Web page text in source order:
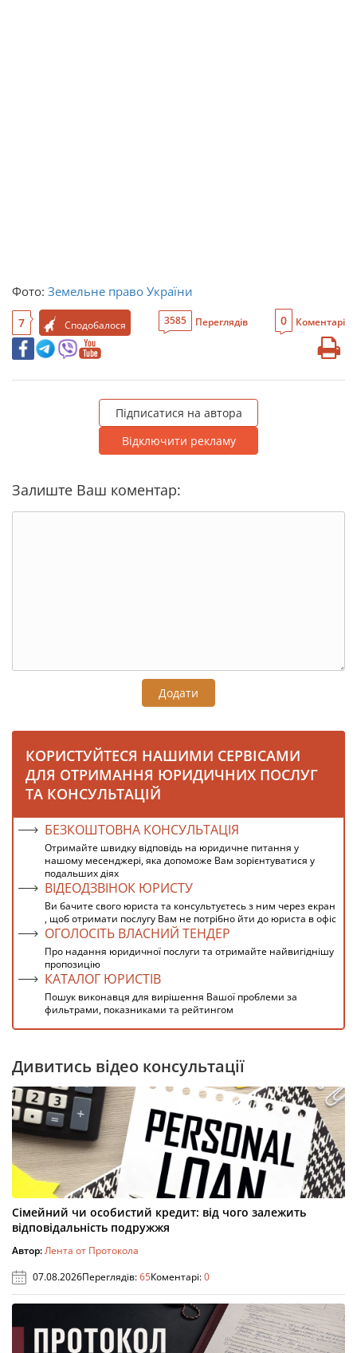
Фото: Земельне право України
7 Сподобалося 3585 Переглядів 0 Коментарі
Підписатися на автора
Відключити рекламу
Залиште Ваш коментар:
Додати
КОРИСТУЙТЕСЯ НАШИМИ СЕРВІСАМИ
ДЛЯ ОТРИМАННЯ ЮРИДИЧНИХ ПОСЛУГ
ТА КОНСУЛЬТАЦІЙ
БЕЗКОШТОВНА КОНСУЛЬТАЦІЯ
Отримайте швидку відповідь на юридичне питання у
нашому месенджері, яка допоможе Вам зорієнтуватися у
подальших діях
ВІДЕОДЗВІНОК ЮРИСТУ
Ви бачите свого юриста та консультуєтесь з ним через екран
, щоб отримати послугу Вам не потрібно йти до юриста в офіс
ОГОЛОСІТЬ ВЛАСНИЙ ТЕНДЕР
Про надання юридичної послуги та отримайте найвигіднішу
пропозицію
КАТАЛОГ ЮРИСТІВ
Пошук виконавця для вирішення Вашої проблеми за
фильтрами, показниками та рейтингом
Дивитись відео консультації
Сімейний чи особистий кредит: від чого залежить
відповідальність подружжя
Автор:Лента от Протокола
07.08.2026Переглядів:65Коментарі:0